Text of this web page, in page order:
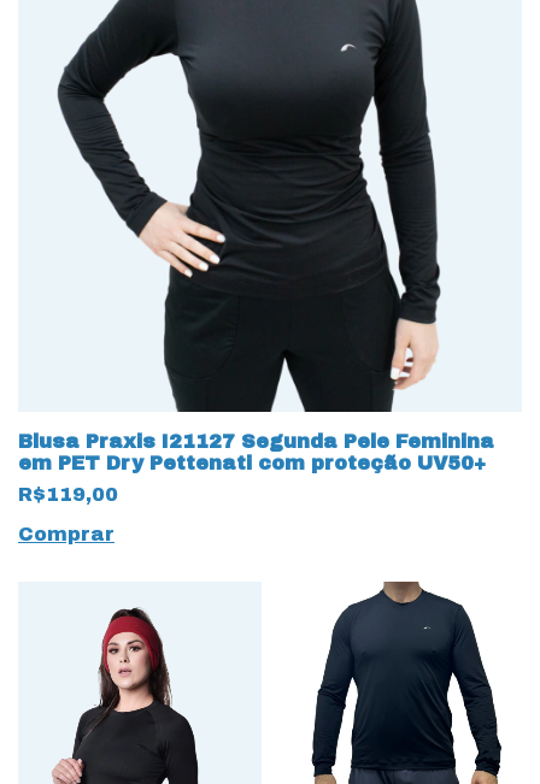
Blusa Praxis I21127 Segunda Pele Feminina
em PET Dry Pettenati com proteção UV50+
R$119,00
Comprar